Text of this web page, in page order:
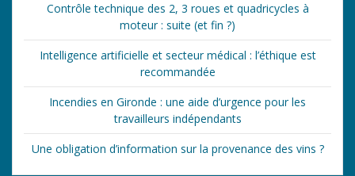
Contrôle technique des 2, 3 roues et quadricycles à
moteur : suite (et fin ?)
Intelligence artificielle et secteur médical : l’éthique est
recommandée
Incendies en Gironde : une aide d’urgence pour les
travailleurs indépendants
Une obligation d’information sur la provenance des vins ?